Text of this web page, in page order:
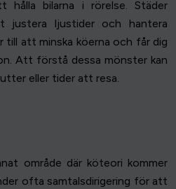
bilarna i rörelse. Städer
justera ljustider och hantera
till att minska köerna och får dig
Att förstå dessa mönster kan
eller tider att resa.
område där köteori kommer
ofta samtalsdirigering för att